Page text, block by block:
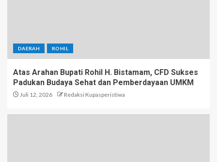
DAERAH ROHIL
Atas Arahan Bupati Rohil H. Bistamam, CFD Sukses
Padukan Budaya Sehat dan Pemberdayaan UMKM
Juli 12, 2026 Redaksi Kupasperistiwa